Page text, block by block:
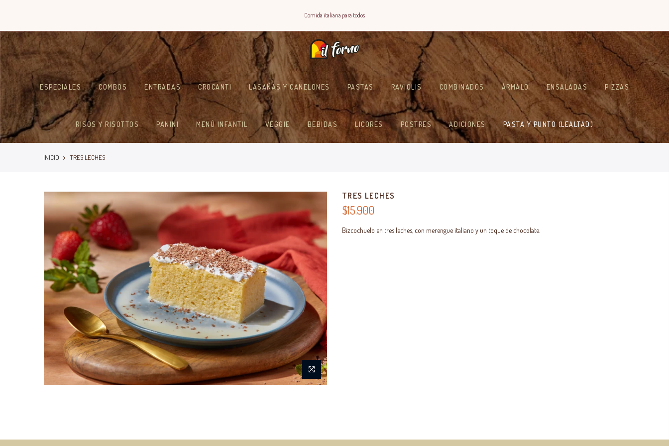
Comida italiana para todos
ESPECIALES COMBOS ENTRADAS CROCANTI LASAÑAS Y CANELONES PASTAS RAVIOLIS COMBINADOS ÁRMALO ENSALADAS PIZZAS
RISOS Y RISOTTOS PANINI MENÚ INFANTIL VEGGIE BEBIDAS LICORES POSTRES ADICIONES PASTA Y PUNTO (LEALTAD)
INICIO TRES LECHES
TRES LECHES
$15.900
Bizcochuelo en tres leches, con merengue italiano y un toque de chocolate.